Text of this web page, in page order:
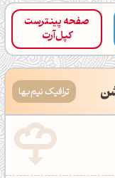
صفحه پینترست
کپل‌آرت
ترافیک نیم‌بها